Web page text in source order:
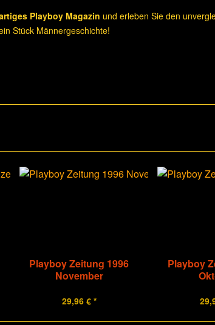
Playboy Magazin und erleben Sie den
Stück Männergeschichte!
Playboy Zeitung 1996
November
29,96 € *
Playboy